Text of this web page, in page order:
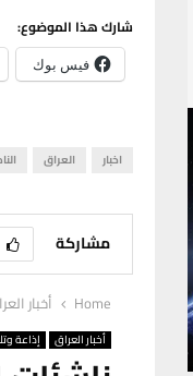
شارك هذا الموضوع:
فيس بوك
اخبار العراق
مشاركة
Home أخبار
أخبار العراق إذاعة